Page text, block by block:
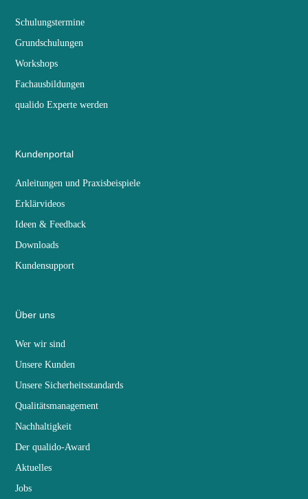
Schulungstermine
Grundschulungen
Workshops
Fachausbildungen
qualido Experte werden
Kundenportal
Anleitungen und Praxisbeispiele
Erklärvideos
Ideen & Feedback
Downloads
Kundensupport
Über uns
Wer wir sind
Unsere Kunden
Unsere Sicherheitsstandards
Qualitätsmanagement
Nachhaltigkeit
Der qualido-Award
Aktuelles
Jobs